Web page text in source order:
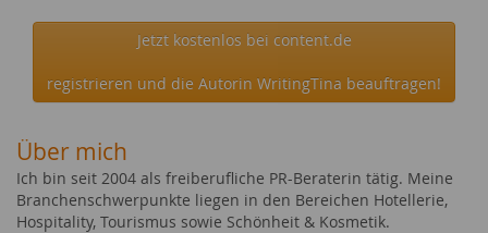
Jetzt kostenlos bei content.de
registrieren und die Autorin WritingTina beauftragen!
Über mich
Ich bin seit 2004 als freiberufliche PR-Beraterin tätig. Meine
Branchenschwerpunkte liegen in den Bereichen Hotellerie,
Hospitality, Tourismus sowie Schönheit & Kosmetik.